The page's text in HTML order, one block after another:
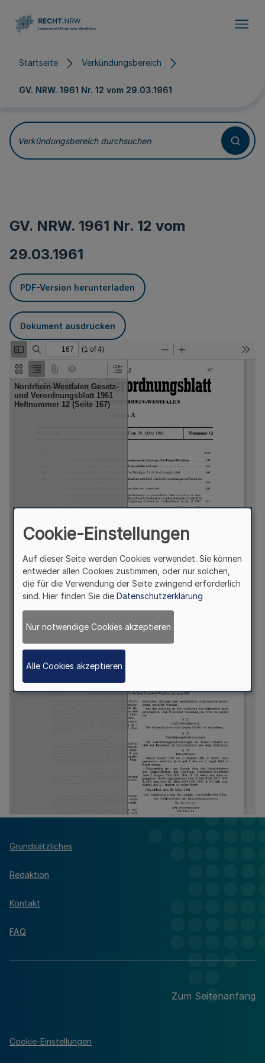
Startseite Verkündungsbereich
GV. NRW. 1961 Nr. 12 vom 29.03.1961
Verkündungsbereich durchsuchen
GV. NRW. 1961 Nr. 12 vom
29.03.1961
PDF-Version herunterladen
Dokument ausdrucken
Grundsätzliches
Redaktion
Kontakt
FAQ
Zum Seitenanfang
Cookie-Einstellungen
Cookie-Einstellungen
Auf dieser Seite werden Cookies verwendet. Sie können
entweder allen Cookies zustimmen, oder nur solchen,
die für die Verwendung der Seite zwingend erforderlich
sind. Hier finden Sie die Datenschutzerklärung
Nur notwendige Cookies akzeptieren
Alle Cookies akzeptieren